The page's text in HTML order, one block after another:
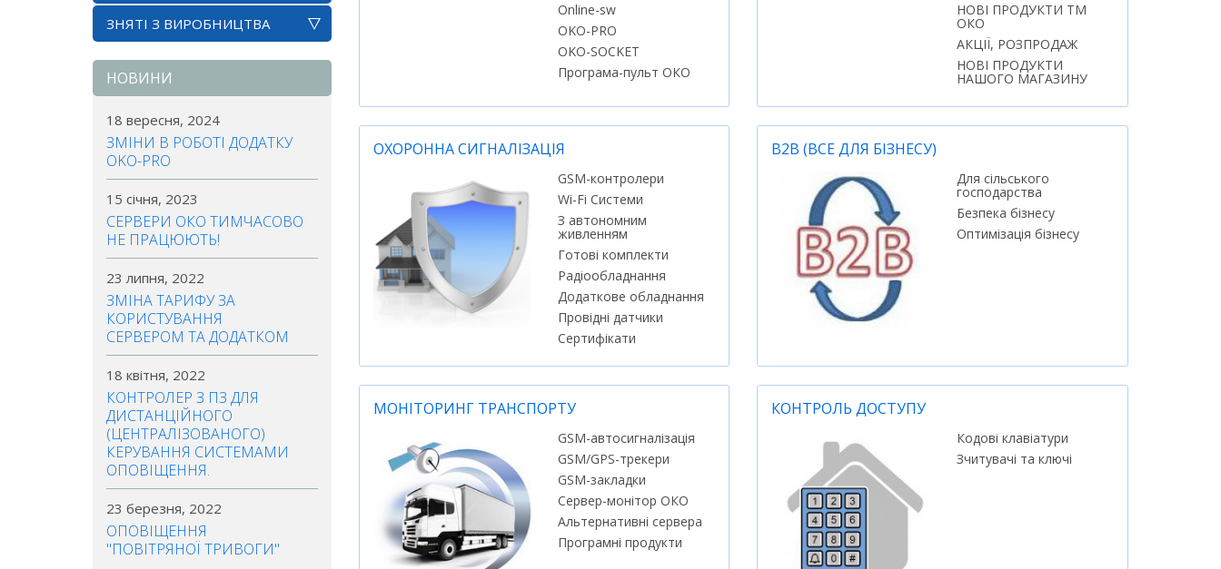
ЗНЯТІ З ВИРОБНИЦТВА
НОВИНИ
18 вересня, 2024
ЗМІНИ В РОБОТІ ДОДАТКУ
OKO-PRO
15 січня, 2023
СЕРВЕРИ ОКО ТИМЧАСОВО
НЕ ПРАЦЮЮТЬ!
23 липня, 2022
ЗМІНА ТАРИФУ ЗА
КОРИСТУВАННЯ
СЕРВЕРОМ ТА ДОДАТКОМ
18 квітня, 2022
КОНТРОЛЕР З ПЗ ДЛЯ
ДИСТАНЦІЙНОГО
(ЦЕНТРАЛІЗОВАНОГО)
КЕРУВАННЯ СИСТЕМАМИ
ОПОВІЩЕННЯ.
23 березня, 2022
ОПОВІЩЕННЯ
"ПОВІТРЯНОЇ ТРИВОГИ"
Online-sw
OKO-PRO
OKO-SOCKET
Програма-пульт ОКО
НОВІ ПРОДУКТИ ТМ
ОКО
АКЦІЇ, РОЗПРОДАЖ
НОВІ ПРОДУКТИ
НАШОГО МАГАЗИНУ
ОХОРОННА СИГНАЛІЗАЦІЯ
GSM-контролери
Wi-Fi Системи
З автономним
живленням
Готові комплекти
Радіообладнання
Додаткове обладнання
Провідні датчики
Сертифікати
B2B (ВСЕ ДЛЯ БІЗНЕСУ)
Для сільського
господарства
Безпека бізнесу
Оптимізація бізнесу
МОНІТОРИНГ ТРАНСПОРТУ
GSM-автосигналізація
GSM/GPS-трекери
GSM-закладки
Сервер-монітор ОКО
Альтернативні сервера
Програмні продукти
КОНТРОЛЬ ДОСТУПУ
Кодові клавіатури
Зчитувачі та ключі